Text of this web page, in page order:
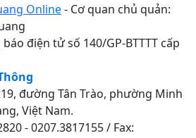
Online- Cơ quan chủ quản:
điện tử số 140/GP-BTTTT cấp
đường Tân Trào, phường Minh
Việt Nam.
- 0207.3817155 / Fax: